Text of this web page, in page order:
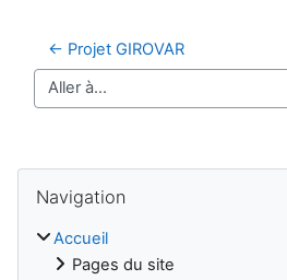
← Projet GIROVAR
Aller à…
Blocs
Navigation
Accueil
Pages du site